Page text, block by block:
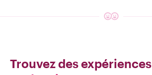
Trouvez des expériences